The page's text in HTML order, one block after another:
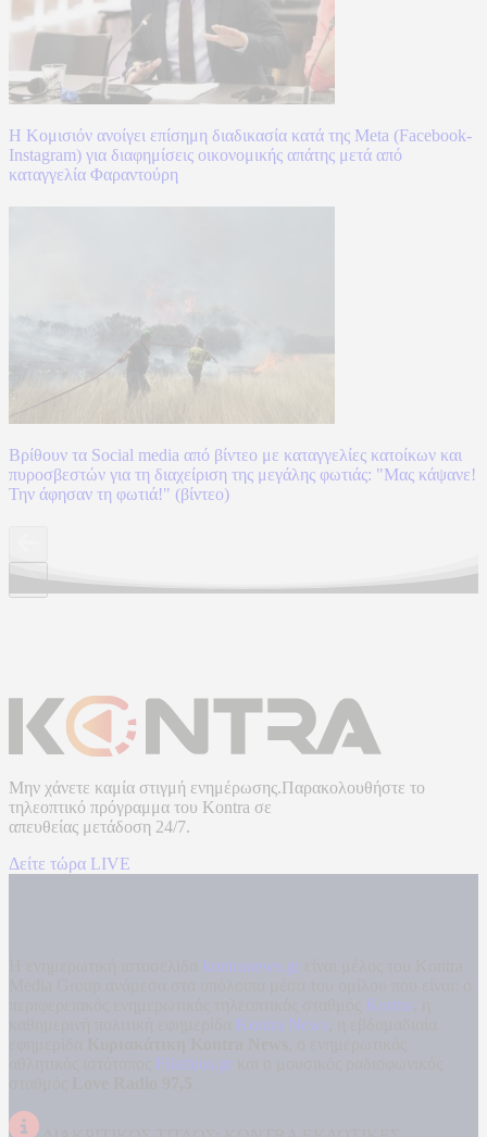
Η Κομισιόν ανοίγει επίσημη διαδικασία κατά της Meta (Facebook-
Instagram) για διαφημίσεις οικονομικής απάτης μετά από
καταγγελία Φαραντούρη
Βρίθουν τα Social media από βίντεο με καταγγελίες κατοίκων και
πυροσβεστών για τη διαχείριση της μεγάλης φωτιάς: "Μας κάψανε!
Την άφησαν τη φωτιά!" (βίντεο)
Μην χάνετε καμία στιγμή ενημέρωσης.Παρακολουθήστε το
τηλεοπτικό πρόγραμμα του Kontra σε
απευθείας μετάδοση 24/7.
Δείτε τώρα LIVE
kontranews.gr
Kontra
Kontra News
Filathlos.gr